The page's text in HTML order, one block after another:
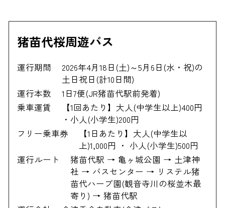
猪苗代桜周遊バス
運行期間
2026年4月18日(土)～5月6日(水・祝)の
土日祝日(計10日間)
運行本数
1日7便(JR猪苗代駅前発着)
乗車運賃
【1回あたり】大人(中学生以上)400円
・小人(小学生)200円
フリー乗車券
【1日あたり】大人(中学生以
上)1,000円 ・ 小人(小学生)500円
運行ルート
猪苗代駅 → 亀ヶ城公園 → 土津神
社 → バスセンター → リステル猪
苗代ハーブ園(観音寺川の桜並木最
寄り) → 猪苗代駅